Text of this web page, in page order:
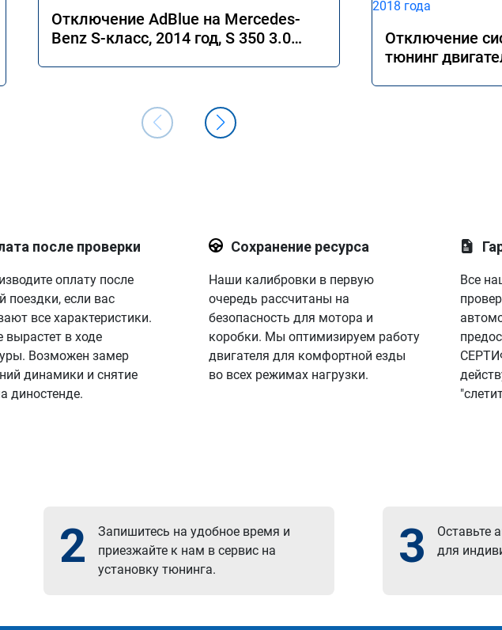
Отключение AdBlue на Mercedes-
Benz S-класс, 2014 год, S 350 3.0
Отключение
тюнинг
после проверки
оплату после
поездки, если вас
все характеристики.
вырастет в ходе
Возможен замер
динамики и снятие
диностенде.
Сохранение ресурса
Наши калибровки в первую
очередь рассчитаны на
безопасность для мотора и
коробки. Мы оптимизируем работу
двигателя для комфортной езды
во всех режимах нагрузки.
Все
2
Запишитесь на удобное время и
приезжайте к нам в сервис на
установку тюнинга.
3
Оставьте
для